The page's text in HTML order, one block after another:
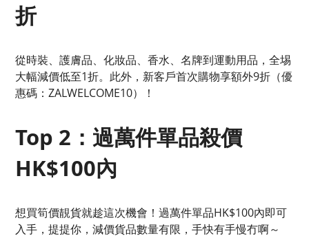
折
從時裝、護膚品、化妝品、香水、名牌到運動用品，全埸
大幅減價低至1折。此外，新客戶首次購物享額外9折（優
惠碼：ZALWELCOME10）！
Top 2：過萬件單品殺價
HK$100內
想買筍價靚貨就趁這次機會！過萬件單品HK$100內即可
入手，提提你，減價貨品數量有限，手快有手慢冇啊～